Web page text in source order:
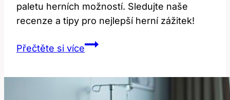
paletu herních možností. Sledujte naše
recenze a tipy pro nejlepší herní zážitek!
Přečtěte si víceGemini
Šedého